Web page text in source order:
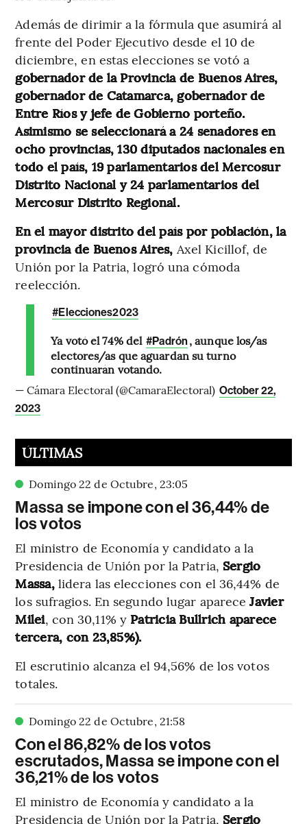
Además de dirimir a la fórmula que asumirá al
frente del Poder Ejecutivo desde el 10 de
diciembre, en estas elecciones se votó a
gobernador de la Provincia de Buenos Aires,
gobernador de Catamarca, gobernador de
Entre Ríos y jefe de Gobierno porteño.
Asimismo se seleccionará a 24 senadores en
ocho provincias, 130 diputados nacionales en
todo el país, 19 parlamentarios del Mercosur
Distrito Nacional y 24 parlamentarios del
Mercosur Distrito Regional.
En el mayor distrito del país por población, la
provincia de Buenos Aires, Axel Kicillof, de
Unión por la Patria, logró una cómoda
reelección.
#Elecciones2023
Ya votó el 74% del #Padrón, aunque los/as
electores/as que aguardan su turno
continuarán votando.
— Cámara Electoral (@CamaraElectoral) October 22,
2023
ÚLTIMAS
Domingo 22 de Octubre, 23:05
Massa se impone con el 36,44% de
los votos
El ministro de Economía y candidato a la
Presidencia de Unión por la Patria, Sergio
Massa,lidera las elecciones con el 36,44% de
los sufragios. En segundo lugar apareceJavier
Milei, con 30,11% y Patricia Bullrich aparece
tercera, con 23,85%).
El escrutinio alcanza el 94,56% de los votos
totales.
Domingo 22 de Octubre, 21:58
Con el 86,82% de los votos
escrutados, Massa se impone con el
36,21% de los votos
El ministro de Economía y candidato a la
Presidencia de Unión por la Patria, Sergio